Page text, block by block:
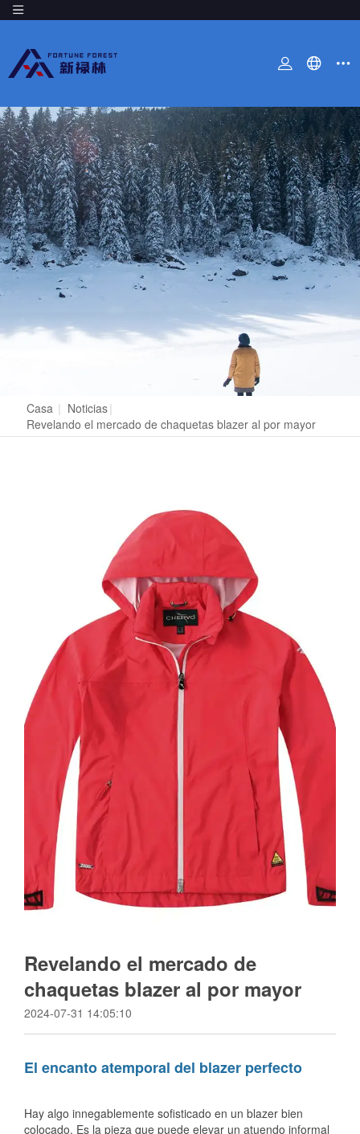
Casa | Noticias|
Revelando el mercado de chaquetas blazer al por mayor
Revelando el mercado de
chaquetas blazer al por mayor
2024-07-31 14:05:10